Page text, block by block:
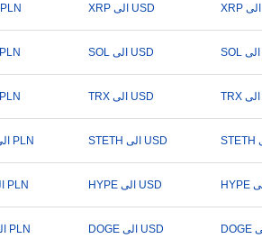
XRP الى PLN XRP الى USD
SOL الى PLN SOL الى USD
TRX الى PLN TRX الى USD
STETH الى PLN STETH الى USD
HYPE الى PLN HYPE الى USD
DOGE الى PLN DOGE الى USD